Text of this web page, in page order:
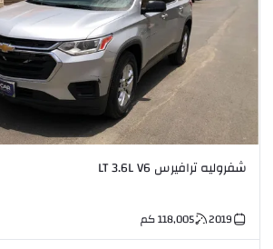
شفروليه ترافيرس LT 3.6L V6
2019
118,005كم